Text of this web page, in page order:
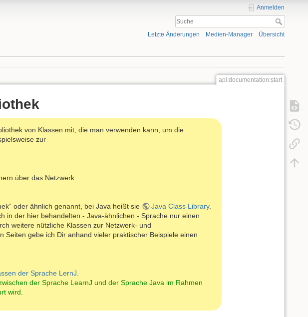
Anmelden
Letzte Änderungen Medien-Manager Übersicht
api:documentation:start
von Klassen mit, die man verwenden kann, um die
zur
über das Netzwerk
oder ähnlich genannt, bei Java heißt sie Java Class Library.
in der hier behandelten - Java-ähnlichen - Sprache nur einen
weitere nützliche Klassen zur Netzwerk- und
Seiten gebe ich Dir anhand vieler praktischer Beispiele einen
der Sprache LernJ.
der Sprache LearnJ und der Sprache Java im Rahmen
wird.